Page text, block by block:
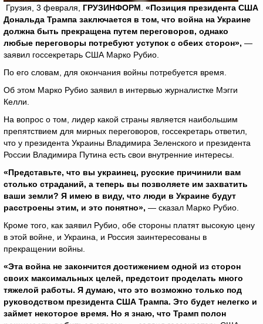
Грузия, 3 февраля, ГРУЗИНФОРМ «Позиция президента США
Дональда Трампа заключается в том, что война на Украине
должна быть прекращена путем переговоров, однако
любые переговоры потребуют уступок с обеих сторон», —
заявил госсекретарь США Марко Рубио.
По его словам, для окончания войны потребуется время.
Об этом Марко Рубио заявил в интервью журналистке Мэгги
Келли.
На вопрос о том, лидер какой страны является наибольшим
препятствием для мирных переговоров, госсекретарь ответил,
что у президента Украины Владимира Зеленского и президента
России Владимира Путина есть свои внутренние интересы.
«Представьте, что вы украинец, русские причинили вам
столько страданий, а теперь вы позволяете им захватить
ваши земли? Я имею в виду, что люди в Украине будут
расстроены этим, и это понятно», — сказал Марко Рубио.
Кроме того, как заявил Рубио, обе стороны платят высокую цену
в этой войне, и Украина, и Россия заинтересованы в
прекращении войны.
«Эта война не закончится достижением одной из сторон
своих максимальных целей, предстоит проделать много
тяжелой работы. Я думаю, что это возможно только под
руководством президента США Трампа. Это будет нелегко и
займет некоторое время. Но я знаю, что Трамп полон